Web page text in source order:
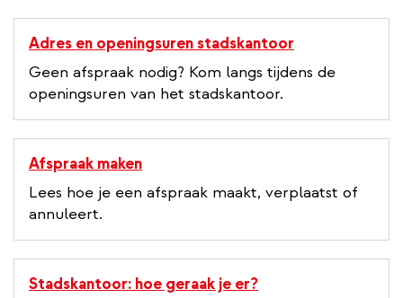
Adres en openingsuren stadskantoor
Geen afspraak nodig? Kom langs tijdens de
openingsuren van het stadskantoor.
Afspraak maken
Lees hoe je een afspraak maakt, verplaatst of
annuleert.
Stadskantoor: hoe geraak je er?